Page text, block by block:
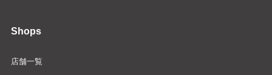
Shops
店舗一覧